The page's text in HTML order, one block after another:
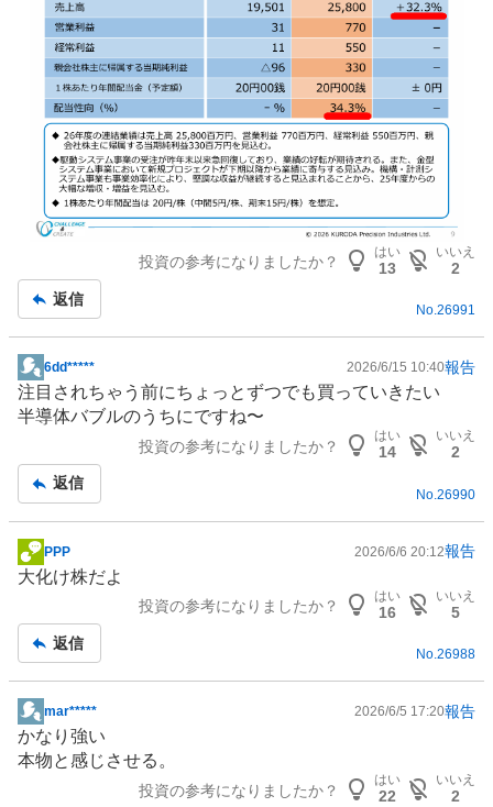
投資の参考になりましたか？
はい
13
いいえ
2
返信
No.26991
掲
示
板
6dd***** 2026/6/15 10:40報告
注目されちゃう前にちょっとずつでも買っていきたい
半導体バブルのうちにですね〜
投資の参考になりましたか？
はい
14
いいえ
2
返信
No. 26990
掲
示
事
PPP 2026/6/6 20:12報告
大化け株だよ
投資の参考になりましたか？
はい
16
いいえ
5
返信
No.26988
掲
示
板
mar***** 2026/6/5 17:20報告
かなり強い
本物と感じさせる。
投資の参考になりましたか？
はい
22
いいえ
2